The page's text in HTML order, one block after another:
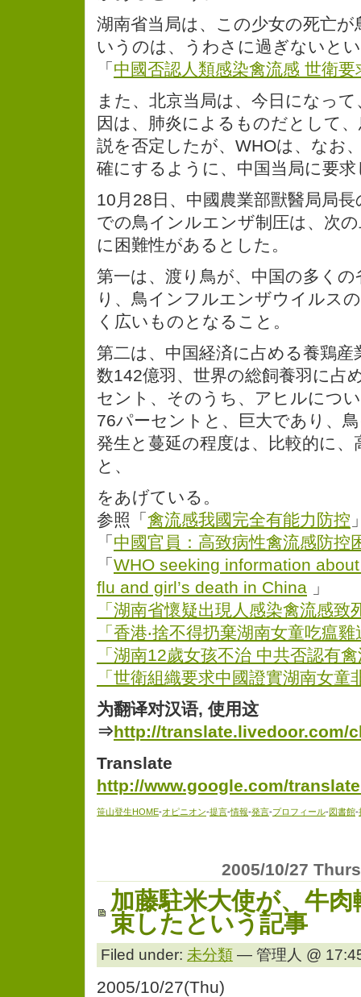
湖南省当局は、この少女の死亡
いうのは、うわさに過ぎないと
「 中國否認人類感染禽流感 世衛要
また、北京当局は、今日になっ
因は、肺炎によるものだとして
説を否定したが、WHOは、なお
確にするように、中国当局に要
10月28日、中國農業部獸醫局局
での鳥インルエンザ制圧は、次
に困難性があるとした。
第一は、渡り鳥が、中国の多く
り、鳥インフルエンザウイルス
く広いものとなること。
第二は、中国経済に占める養鶏産
数142億羽、世界の総飼養羽に占
セント、そのうち、アヒルにつ
76パーセントと、巨大であり、
発生と蔓延の程度は、比較的に
と、
をあげている。
参照「 禽流感我國完全有能力防控
「 中國官員：高致病性禽流感防控
「 WHO seeking information
flu and girl’s death in China 」
「湖南省懷疑出現人感染禽流感致
「香港‧捨不得扔棄湖南女童吃瘟
「湖南12歲女孩不治 中共否認有
「世衛組織要求中國證實湖南女童
为翻译对汉语, 使用这
⇒http://translate.livedoor.com/
Translate
http://www.google.com/
笹山登生HOME-オピニオン-提言-情報-発言-プロフィール-図書館-
2005/10/27
加藤駐米大使が、牛
束したという記事
Filed under: 未分類 — 管理人 @
2005/10/27(Thu)